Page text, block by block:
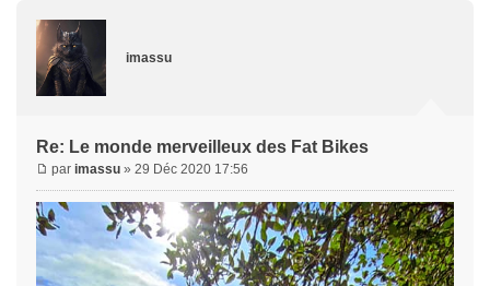
imassu
Re: Le monde merveilleux des Fat Bikes
par imassu » 29 Déc 2020 17:56